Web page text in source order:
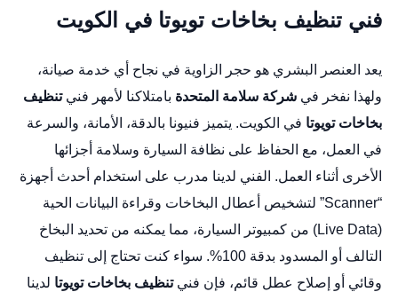
فني تنظيف بخاخات تويوتا في الكويت
يعد العنصر البشري هو حجر الزاوية في نجاح أي خدمة صيانة،
ولهذا نفخر في شركة سلامة المتحدة بامتلاكنا لأمهر فنيتنظيف
بخاخات تويوتا في الكويت. يتميز فنيونا بالدقة، الأمانة، والسرعة
في العمل، مع الحفاظ على نظافة السيارة وسلامة أجزائها
الأخرى أثناء العمل. الفني لدينا مدرب على استخدام أحدث أجهزة
“Scanner” لتشخيص أعطال البخاخات وقراءة البيانات الحية
(Live Data) من كمبيوتر السيارة، مما يمكنه من تحديد البخاخ
التالف أو المسدود بدقة 100%. سواء كنت تحتاج إلى تنظيف
وقائي أو إصلاح عطل قائم، فإن فنيتنظيف بخاخات تويوتا لدينا